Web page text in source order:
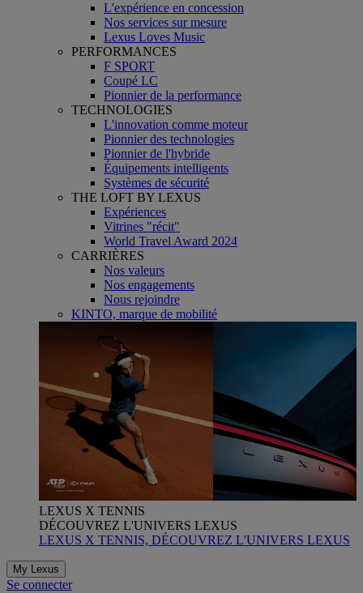
L'expérience en concession
Nos services sur mesure
Lexus Loves Music
PERFORMANCES
F SPORT
Coupé LC
Pionnier de la performance
TECHNOLOGIES
L'innovation comme moteur
Pionnier des technologies
Pionnier de l'hybride
Équipements intelligents
Systèmes de sécurité
THE LOFT BY LEXUS
Expériences
Vitrines "récit"
World Travel Award 2024
CARRIÈRES
Nos valeurs
Nos engagements
Nous rejoindre
KINTO, marque de mobilité
LEXUS X TENNIS
DÉCOUVREZ L'UNIVERS LEXUS
LEXUS X TENNIS, DÉCOUVREZ L'UNIVERS LEXUS
My Lexus
Se connecter